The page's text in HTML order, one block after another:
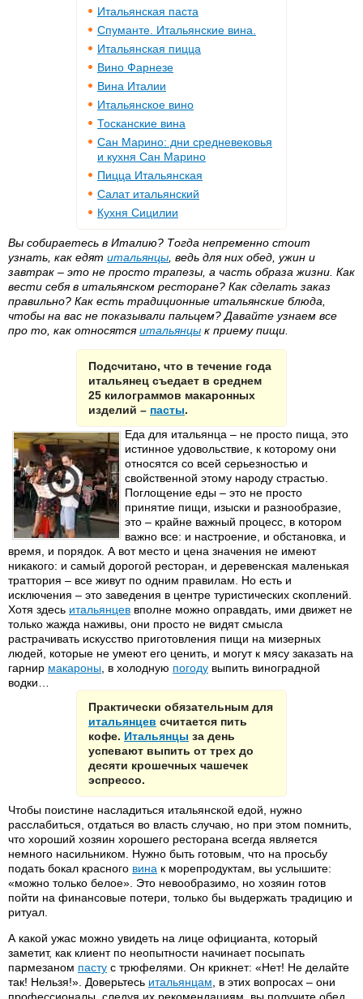
Итальянская паста
Спуманте. Итальянские вина.
Итальянская пицца
Вино Фарнезе
Вина Италии
Итальянское вино
Тосканские вина
Сан Марино: дни средневековья
и кухня Сан Марино
Пицца Итальянская
Салат итальянский
Кухня Сицилии
Вы собираетесь в Италию? Тогда непременно стоит
узнать, как едят итальянцы , ведь для них обед, ужин и
завтрак – это не просто трапезы, а часть образа жизни. Как
вести себя в итальянском ресторане? Как сделать заказ
правильно? Как есть традиционные итальянские блюда,
чтобы на вас не показывали пальцем? Давайте узнаем все
про то, как относятсяитальянцы к приему пищи.
Подсчитано, что в течение года
итальянец съедает в среднем
25 килограммов макаронных
изделий – пасты.
Еда для итальянца – не просто пища, это
истинное удовольствие, к которому они
относятся со всей серьезностью и
свойственной этому народу страстью.
Поглощение еды – это не просто
принятие пищи, изыски и разнообразие,
это – крайне важный процесс, в котором
важно все: и настроение, и обстановка, и
время, и порядок. А вот место и цена значения не имеют
никакого: и самый дорогой ресторан, и деревенская маленькая
траттория – все живут по одним правилам. Но есть и
исключения – это заведения в центре туристических скоплений.
Хотя здесь итальянцев вполне можно оправдать, ими движет не
только жажда наживы, они просто не видят смысла
растрачивать искусство приготовления пищи на мизерных
людей, которые не умеют его ценить, и могут к мясу заказать на
гарнир макароны , в холодную погоду выпить виноградной
водки…
Практически обязательным для
итальянцев считается пить
кофе. Итальянцы за день
успевают выпить от трех до
десяти крошечных чашечек
эспрессо.
Чтобы поистине насладиться итальянской едой, нужно
расслабиться, отдаться во власть случаю, но при этом помнить,
что хороший хозяин хорошего ресторана всегда является
немного насильником. Нужно быть готовым, что на просьбу
подать бокал красного вина к морепродуктам, вы услышите:
«можно только белое». Это невообразимо, но хозяин готов
пойти на финансовые потери, только бы выдержать традицию и
ритуал.
А какой ужас можно увидеть на лице официанта, который
заметит, как клиент по неопытности начинает посыпать
пармезаном пасту с трюфелями. Он крикнет: «Нет! Не делайте
так! Нельзя!». Доверьтесь итальянцам , в этих вопросах – они